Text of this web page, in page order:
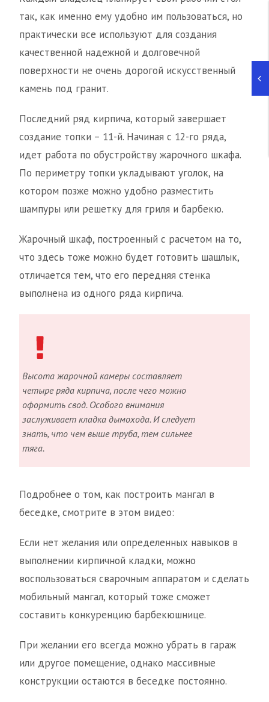
так, как именно ему удобно им пользоваться, но
практически все используют для создания
качественной надежной и долговечной
поверхности не очень дорогой искусственный
камень под гранит.
Последний ряд кирпича, который завершает
создание топки – 11-й. Начиная с 12-го ряда,
идет работа по обустройству жарочного шкафа.
По периметру топки укладывают уголок, на
котором позже можно удобно разместить
шампуры или решетку для гриля и барбекю.
Жарочный шкаф, построенный с расчетом на то,
что здесь тоже можно будет готовить шашлык,
отличается тем, что его передняя стенка
выполнена из одного ряда кирпича.
Высота жарочной камеры составляет
четыре ряда кирпича, после чего можно
оформить свод. Особого внимания
заслуживает кладка дымохода. И следует
знать, что чем выше труба, тем сильнее
тяга.
Подробнее о том, как построить мангал в
беседке, смотрите в этом видео:
Если нет желания или определенных навыков в
выполнении кирпичной кладки, можно
воспользоваться сварочным аппаратом и сделать
мобильный мангал, который тоже сможет
составить конкуренцию барбекюшнице.
При желании его всегда можно убрать в гараж
или другое помещение, однако массивные
конструкции остаются в беседке постоянно.